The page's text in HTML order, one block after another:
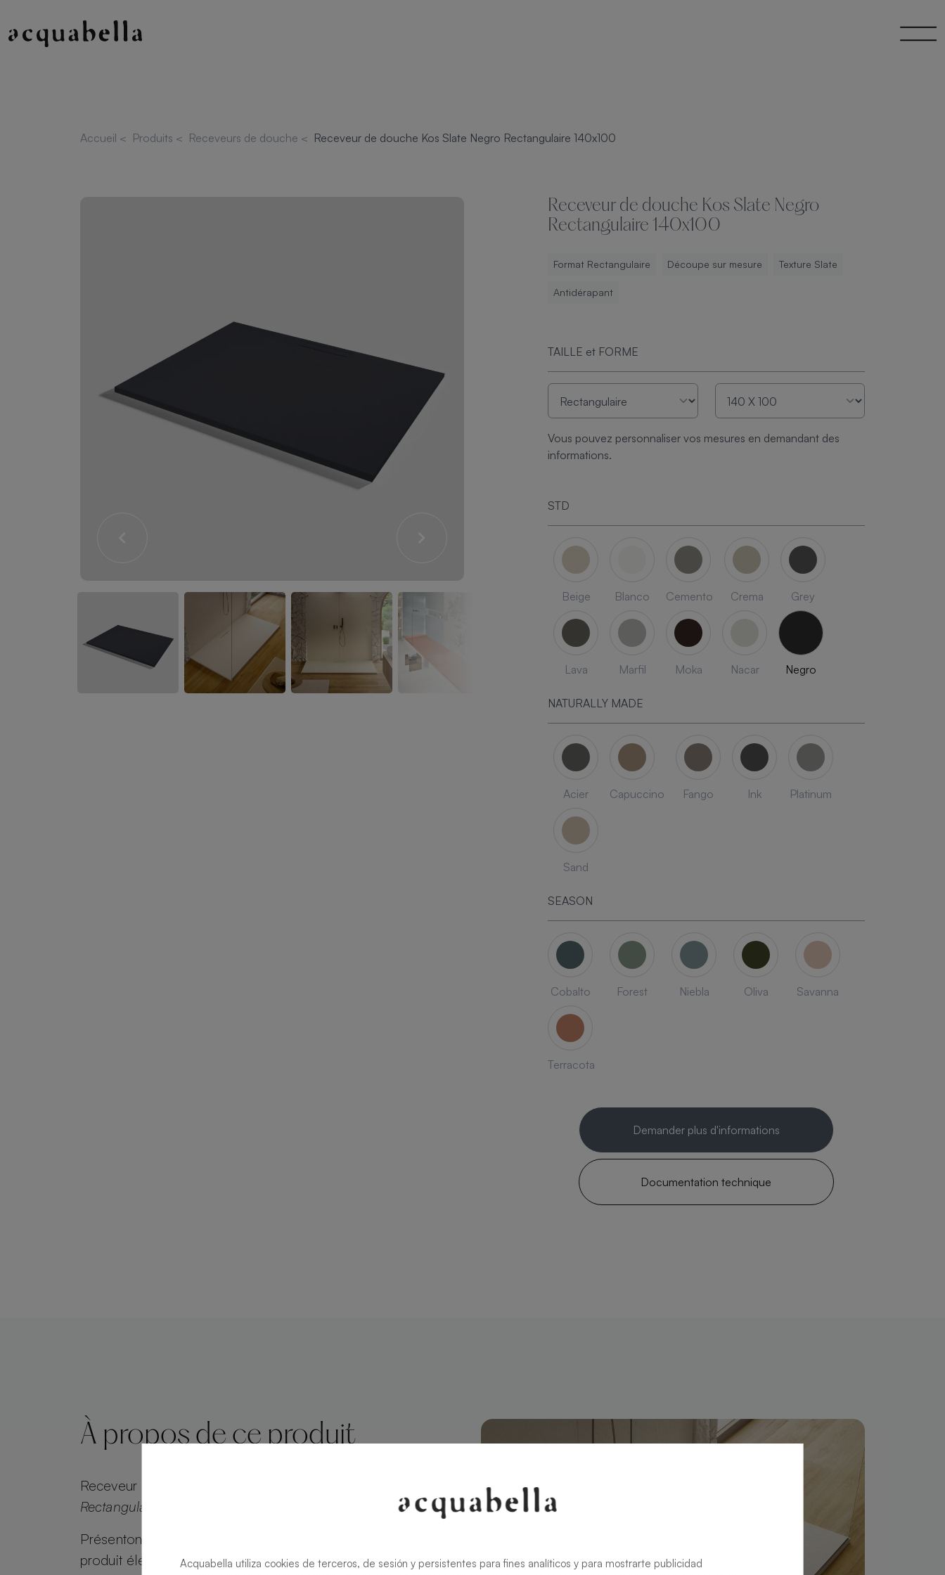
Accueil < Produits < Receveurs de douche < Receveur de douche Kos Slate Negro Rectangulaire 140x100
Receveur de douche Kos Slate Negro
Rectangulaire 140x100
Format Rectangulaire Découpe sur mesure Texture Slate
Antidérapant
TAILLE et FORME
Vous pouvez personnaliser vos mesures en demandant des
informations.
STD
Beige Blanco Cemento Crema Grey
Lava Marfil Moka Nacar Negro
NATURALLY MADE
Acier Capuccino Fango Ink Platinum
Sand
SEASON
Cobalto Forest Niebla Oliva Savanna
Terracota
Demander plus d'informations
Documentation technique
À propos de ce produit
Receveur de douche
Rectangulaire 140 X 100
Présentons le receveur de douche Kos Slate, un
produit élégant et moderne avec un design original
Acquabella utiliza cookies de terceros, de sesión y persistentes para fines analíticos y para mostrarte publicidad